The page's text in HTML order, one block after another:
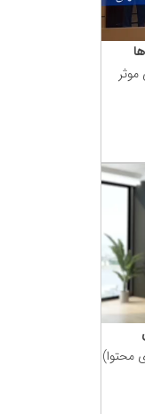
محتوا)